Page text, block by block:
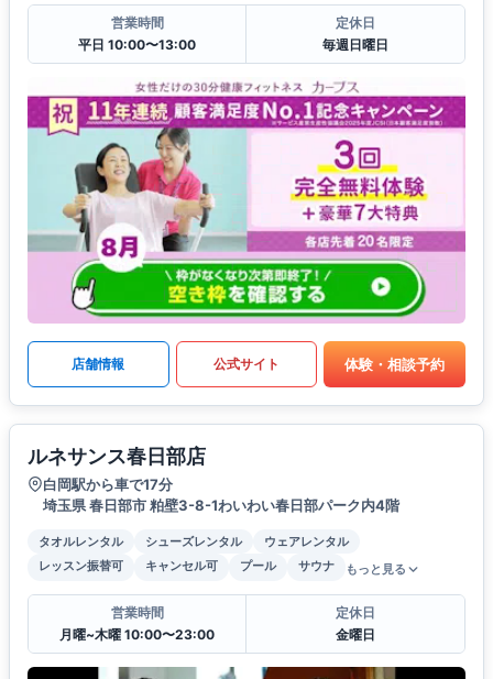
営業時間
平日 10:00〜13:00
定休日
毎週日曜日
店舗情報 公式サイト 体験・相談予約
ルネサンス春日部店
白岡駅から車で17分
埼玉県 春日部市 粕壁3-8-1わいわい春日部パーク内4階
タオルレンタル シューズレンタル
ウェアレンタル
レッスン振替可
キャンセル可 プール サウナ もっと見る
営業時間
月曜~木曜 10:00〜23:00
定休日
金曜日